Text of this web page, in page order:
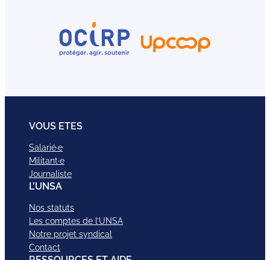
VOUS ETES
Salarié·e
Militant·e
Journaliste
L’UNSA
Nos statuts
Les comptes de l’UNSA
Notre projet syndical
Contact